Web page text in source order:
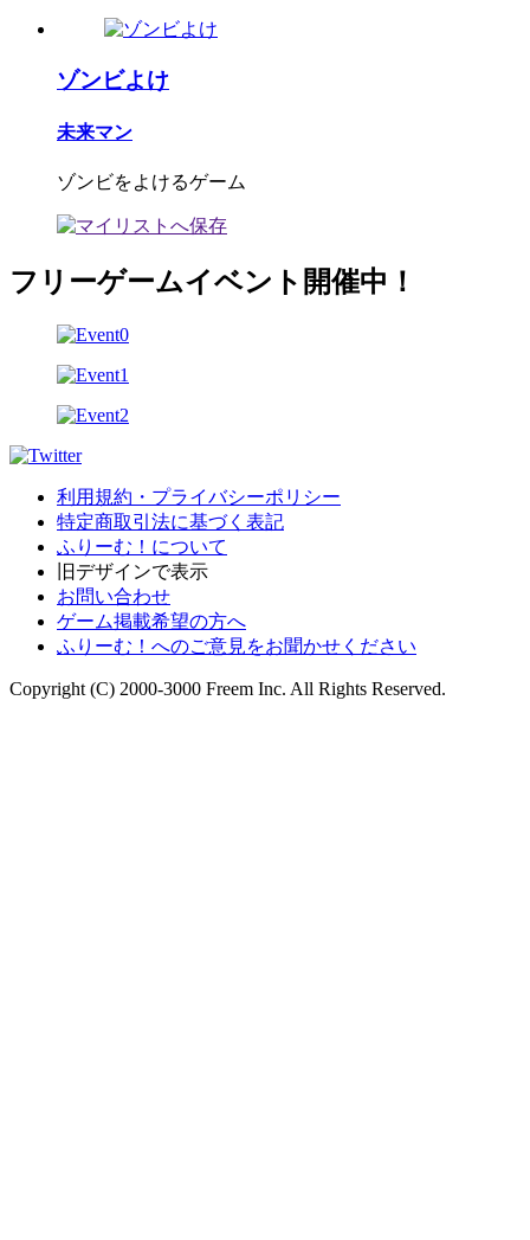
ゾンビよけ
未来マン
ゾンビをよけるゲーム
フリーゲームイベント開催中！
利用規約・プライバシーポリシー
特定商取引法に基づく表記
ふりーむ！について
旧デザインで表示
お問い合わせ
ゲーム掲載希望の方へ
ふりーむ！へのご意見をお聞かせください
Copyright (C) 2000-3000 Freem Inc. All Rights Reserved.